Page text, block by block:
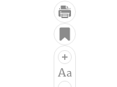
Điện ảnh
Âm nhạc